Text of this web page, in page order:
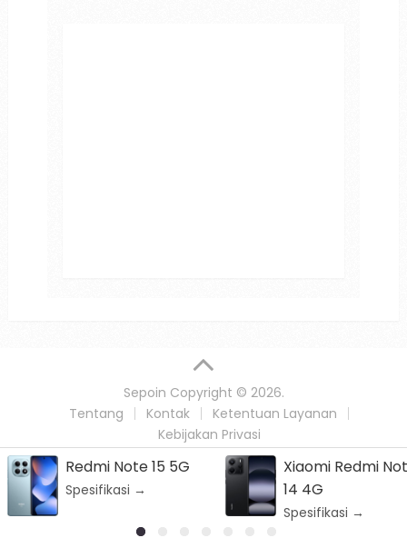
Sepoin Copyright © 2026.
Tentang
Kontak
Ketentuan Layanan
Kebijakan Privasi
Xiaomi Redmi Note
14 4G
Nubia V60
Spesifikasi →